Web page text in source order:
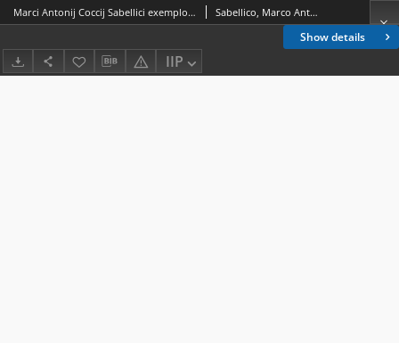
Show details
IIP
Marci Antonij Coccij Sabellici exemplorum libri decem: ordine elegantia et vtilitate prestantissimi Sabellico, Marco Antonio (1436-1506)